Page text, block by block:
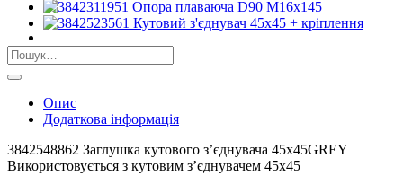
Шукати:
Опис
Додаткова інформація
3842548862 Заглушка кутового з’єднувача 45х45GREY
Використовується з кутовим з’єднувачем 45х45